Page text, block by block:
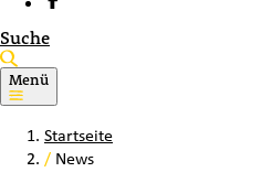
Suche
Menü
Startseite
/ News